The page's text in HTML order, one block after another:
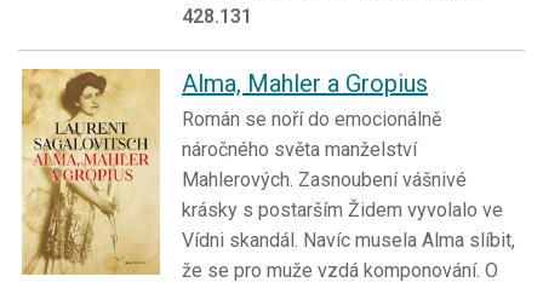
428.131
Alma, Mahler a Gropius
Román se noří do emocionálně
náročného světa manželství
Mahlerových. Zasnoubení vášnivé
krásky s postarším Židem vyvolalo ve
Vídni skandál. Navíc musela Alma slíbit,
že se pro muže vzdá komponování. O